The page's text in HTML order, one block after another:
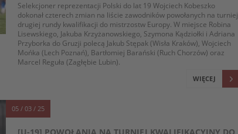
Selekcjoner reprezentacji Polski do lat 19 Wojciech Kobeszko
dokonał czterech zmian na liście zawodników powołanych na turniej
drugiej rundy kwalifikacji do mistrzostw Europy. W miejsce Robina
Lisewskiego, Jakuba Krzyżanowskiego, Szymona Kądziołki i Adriana
Przyborka do Gruzji polecą Jakub Stępak (Wisła Kraków), Wojciech
Mońka (Lech Poznań), Bartłomiej Barański (Ruch Chorzów) oraz
Marcel Reguła (Zagłębie Lubin).
WIĘCEJ
05 / 03 / 25